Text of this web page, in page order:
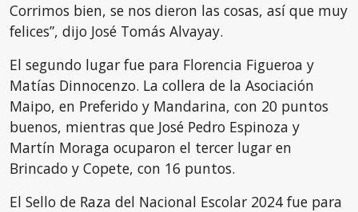
Corrimos bien, se nos dieron las cosas, así que muy
felices”, dijo José Tomás Alvayay.
El segundo lugar fue para Florencia Figueroa y
Matías Dinnocenzo. La collera de la Asociación
Maipo, en Preferido y Mandarina, con 20 puntos
buenos, mientras que José Pedro Espinoza y
Martín Moraga ocuparon el tercer lugar en
Brincado y Copete, con 16 puntos.
El Sello de Raza del Nacional Escolar 2024 fue para